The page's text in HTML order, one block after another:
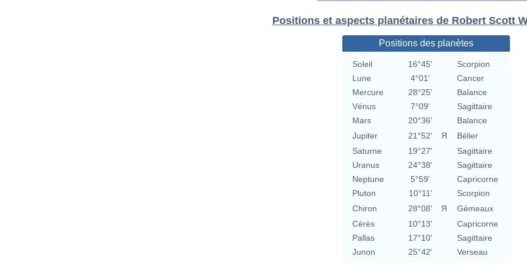
Positions et aspects planétaires de Robert Scott
Positions des planètes
Soleil 16°45'
Scorpion
Lune
4°01'
Cancer
Mercure
28°25'
Balance
Vénus
7°09'
Sagittaire
Mars
20°36'
Balance
Jupiter
21°52' Я
Bélier
Saturne
19°27'
Sagittaire
Uranus
24°38'
Sagittaire
Neptune
5°59'
Capricorne
Pluton
10°11'
Scorpion
Chiron
28°08' Я
Gémeaux
Cérès
10°13'
Capricorne
Pallas
17°10'
Sagittaire
Junon
25°42'
Verseau